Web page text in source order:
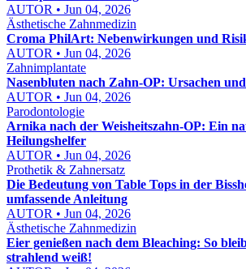
AUTOR • Jun 04, 2026
Ästhetische Zahnmedizin
Croma PhilArt: Nebenwirkungen und
AUTOR • Jun 04, 2026
Zahnimplantate
Nasenbluten nach Zahn-OP: Ursachen
AUTOR • Jun 04, 2026
Parodontologie
Arnika nach der Weisheitszahn-OP: Ein
Heilungshelfer
AUTOR • Jun 04, 2026
Prothetik & Zahnersatz
Die Bedeutung von Table Tops in der
umfassende Anleitung
AUTOR • Jun 04, 2026
Ästhetische Zahnmedizin
Eier genießen nach dem Bleaching: So
strahlend weiß!